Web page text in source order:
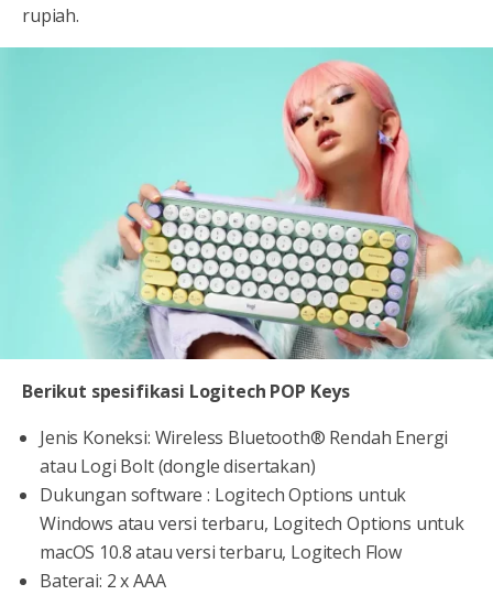
rupiah.
Berikut spesifikasi Logitech POP Keys
Jenis Koneksi: Wireless Bluetooth® Rendah Energi
atau Logi Bolt (dongle disertakan)
Dukungan software : Logitech Options untuk
Windows atau versi terbaru, Logitech Options untuk
macOS 10.8 atau versi terbaru, Logitech Flow
Baterai: 2 x AAA